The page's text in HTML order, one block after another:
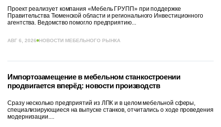
Проект реализует компания «Мебель ГРУПП» при поддержке
Правительства Тюменской области и регионального Инвестиционного
агентства. Ведомство помогло предприятию...
АВГ 6, 2026 НОВОСТИ МЕБЕЛЬНОГО РЫНКА
Импортозамещение в мебельном станкостроении
продвигается вперёд: новости производств
Сразу несколько предприятий из ЛПК и в целом мебельной сферы,
специализирующиеся на выпуске станков, отчитались о ходе проведения
модернизации....